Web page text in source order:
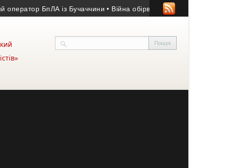
БпЛА із Бучаччини • Війна обірвала життя 50-річного